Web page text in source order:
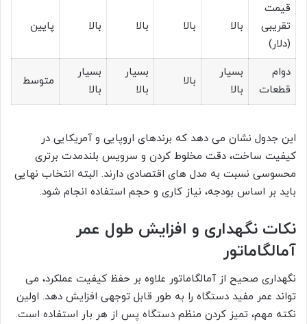
قیمت
تقریبی
(دلار)
بالا بالا بالا بالا پایین
دوام
قطعات
بسیار
بالا
بالا
بسیار
بالا
بسیار
بالا
متوسط
این جدول نشان می دهد که برندهای اروپایی و آمریکایی در
کیفیت ساخت، دقت مخلوط کردن و سرویس بلندمدت برتری
محسوسی نسبت به مدل های اقتصادی دارند. البته انتخاب نهایی
باید بر اساس بودجه، نیاز کاری و حجم استفاده انجام شود.
نکات نگهداری و افزایش طول عمر
آمالگاماتور
نگهداری صحیح از آمالگاماتور علاوه بر حفظ کیفیت عملکرد، می
تواند عمر مفید دستگاه را به طور قابل توجهی افزایش دهد. اولین
نکته مهم، تمیز کردن منظم دستگاه پس از هر بار استفاده است.